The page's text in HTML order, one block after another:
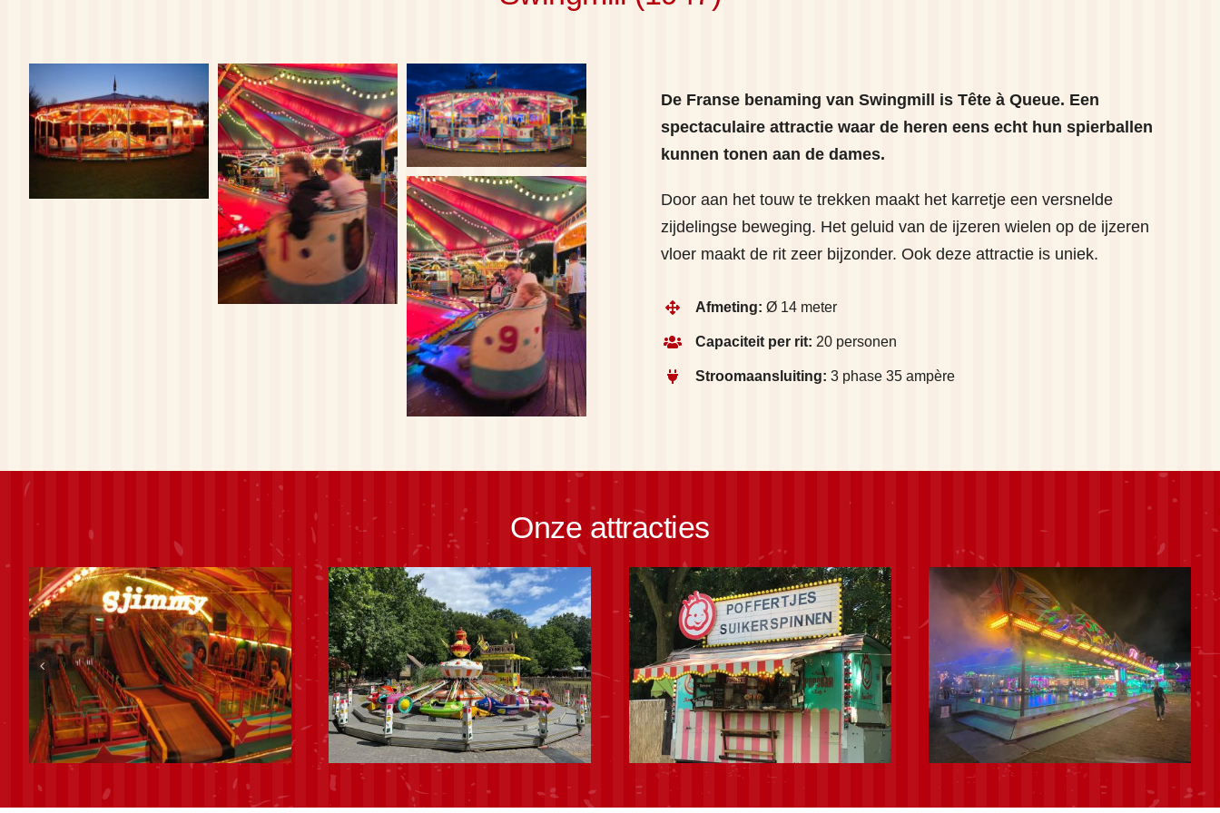
De Franse benaming van Swingmill is Tête à Queue. Een
spectaculaire attractie waar de heren eens echt hun spierballen
kunnen tonen aan de dames.
Door aan het touw te trekken maakt het karretje een versnelde
zijdelingse beweging. Het geluid van de ijzeren wielen op de ijzeren
vloer maakt de rit zeer bijzonder. Ook deze attractie is uniek.
Afmeting: Ø 14 meter
Capaciteit per rit: 20 personen
Stroomaansluiting: 3 phase 35 ampère
Onze attracties